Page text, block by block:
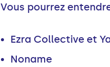
Vous pourrez
Ezra Collective et
Noname